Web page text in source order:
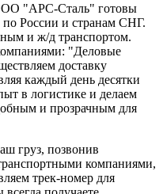
"АРС-Сталь" готовы
по России и странам СНГ.
и ж/д транспортом.
"Деловые
доставку
каждый день десятки
в логистике и делаем
и прозрачным для
груз, позвонив
компаниями,
трек-номер для